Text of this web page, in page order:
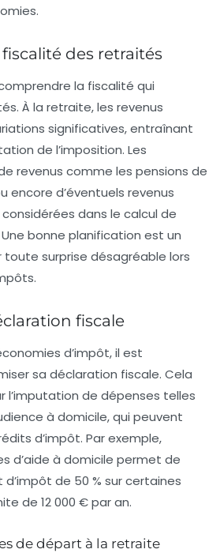
des retraités
la fiscalité qui
À la retraite, les revenus
significatives, entraînant
de l’imposition. Les
revenus comme les pensions de
encore d’éventuels revenus
dans le calcul de
Une bonne planification est un
surprise désagréable lors
fiscale
d’impôt, il est
sa déclaration fiscale. Cela
l’imputation de dépenses telles
à domicile, qui peuvent
d’impôt. Par exemple,
d’aide à domicile permet de
d’impôt de 50 % sur certaines
de 12 000 € par an.
de départ à la retraite